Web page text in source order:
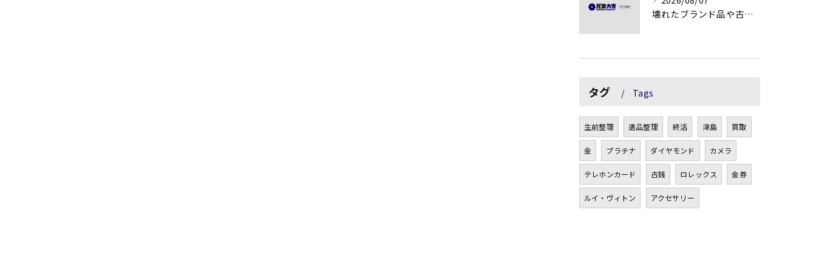
壊れたブランド品や古物の価値を見極める秘訣
タグ Tags
生前整理 遺品整理 終活 津島 買取
金 プラチナ ダイヤモンド カメラ
テレホンカード 古銭 ロレックス 金券
ルイ・ヴィトン アクセサリー